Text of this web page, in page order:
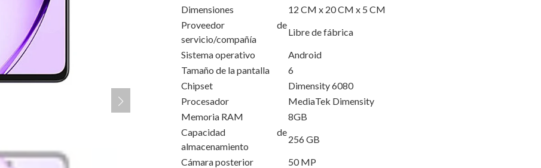
Dimensiones
12 CM x 20 CM x 5 CM
Proveedor de
servicio/compañía
Libre de fábrica
Sistema operativo
Android
Tamaño de la pantalla
6
Chipset
Dimensity 6080
Procesador
MediaTek Dimensity
Memoria RAM
8GB
Capacidad de
almacenamiento
256 GB
Cámara posterior
50 MP